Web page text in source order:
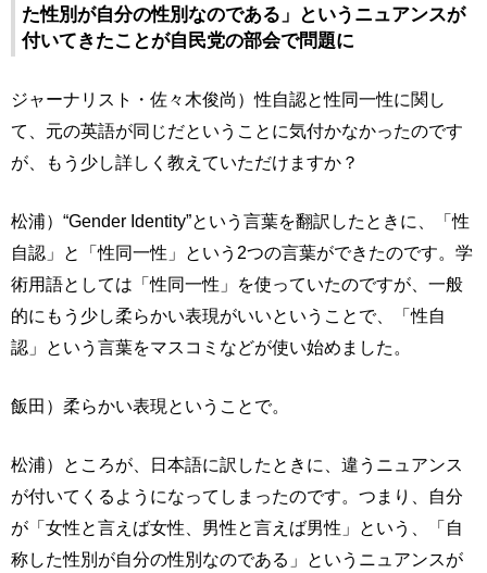
た性別が自分の性別なのである」というニュアンスが
付いてきたことが自民党の部会で問題に
ジャーナリスト・佐々木俊尚）性自認と性同一性に関し
て、元の英語が同じだということに気付かなかったのです
が、もう少し詳しく教えていただけますか？
松浦）“Gender Identity”という言葉を翻訳したときに、「性
自認」と「性同一性」という2つの言葉ができたのです。学
術用語としては「性同一性」を使っていたのですが、一般
的にもう少し柔らかい表現がいいということで、「性自
認」という言葉をマスコミなどが使い始めました。
飯田）柔らかい表現ということで。
松浦）ところが、日本語に訳したときに、違うニュアンス
が付いてくるようになってしまったのです。つまり、自分
が「女性と言えば女性、男性と言えば男性」という、「自
称した性別が自分の性別なのである」というニュアンスが